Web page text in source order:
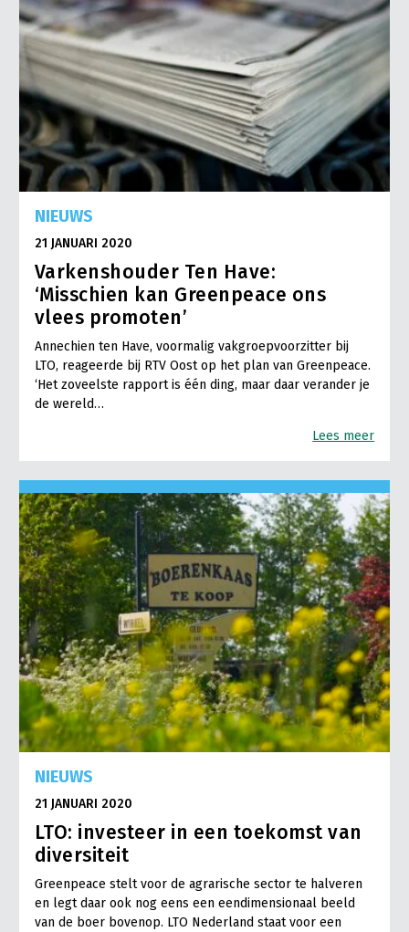
NIEUWS
21 JANUARI 2020
Varkenshouder Ten Have:
‘Misschien kan Greenpeace ons
vlees promoten’
Annechien ten Have, voormalig vakgroepvoorzitter bij
LTO, reageerde bij RTV Oost op het plan van Greenpeace.
‘Het zoveelste rapport is één ding, maar daar verander je
de wereld…
Lees meer
NIEUWS
21 JANUARI 2020
LTO: investeer in een toekomst van
diversiteit
Greenpeace stelt voor de agrarische sector te halveren
en legt daar ook nog eens een eendimensionaal beeld
van de boer bovenop. LTO Nederland staat voor een